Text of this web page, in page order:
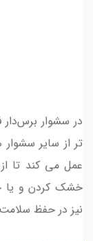
تر از سایر
عمل می کند تا
خشک کردن و یا
نیز در حفظ